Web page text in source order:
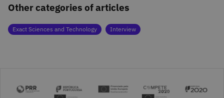
Other categories of articles
Exact Sciences and Technology Interview